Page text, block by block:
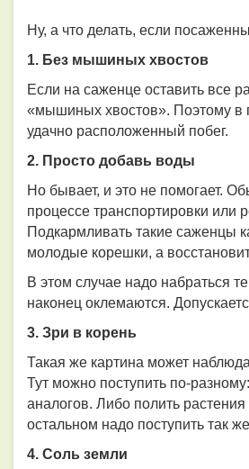
Ну, а что делать, если
1. Без мышиных хвостов
Если на саженце оставить все
«мышиных хвостов». Поэтому в
удачно расположенный побег.
2. Просто добавь воды
Но бывает, и это не помогает.
процессе транспортировки или
Подкармливать такие саженцы
молодые корешки, а
В этом случае надо набраться
наконец оклемаются.
3. Зри в корень
Такая же картина может
Тут можно поступить по-
аналогов. Либо полить
остальном надо поступить так
4. Соль земли